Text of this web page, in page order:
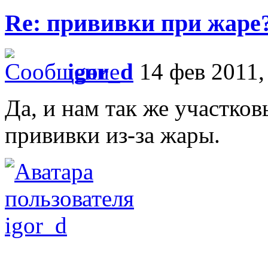
Re: прививки при
igor_d 14 фев
Да, и нам так же
прививки из-за жары.
igor_d